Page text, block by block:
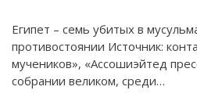
Египет – семь убитых в
противостоянии Источник:
мучеников», «Ассошиэйтед
собрании великом, среди…